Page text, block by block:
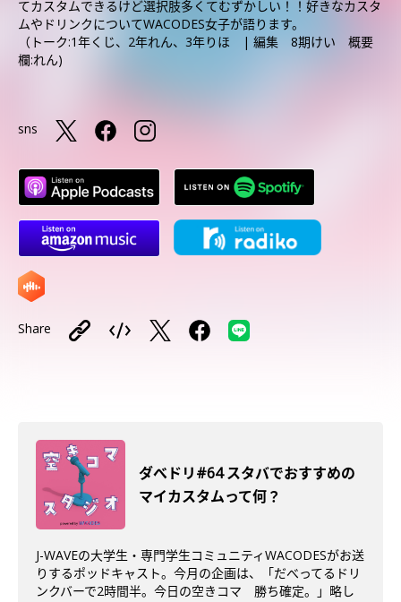
てカスタムできるけど選択肢多くてむずかしい！！好きなカスタ
ムやドリンクについてWACODES女子が語ります。
（トーク:1年くじ、2年れん、3年りほ | 編集 8期けい 概要
欄:れん)
sns
Share
ダべドリ#64 スタバでおすすめの
マイカスタムって何？
J-WAVEの大学生・専門学生コミュニティWACODESがお送
りするポッドキャスト。今月の企画は、「だべってるドリ
ンクバーで2時間半。今日の空きコマ 勝ち確定。」略し